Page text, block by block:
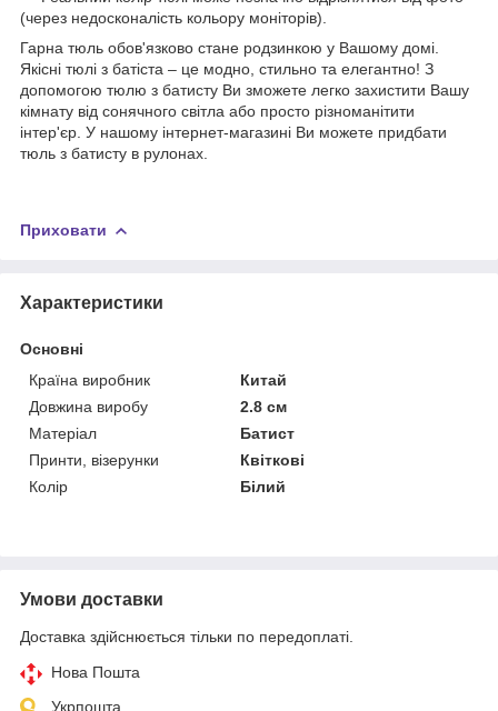
(через недосконалість кольору моніторів).
Гарна тюль обов'язково стане родзинкою у Вашому домі.
Якісні тюлі з батіста – це модно, стильно та елегантно! З
допомогою тюлю з батисту Ви зможете легко захистити Вашу
кімнату від сонячного світла або просто різноманітити
інтер'єр. У нашому інтернет-магазині Ви можете придбати
тюль з батисту в рулонах.
Приховати
Характеристики
Основні
Країна виробник
Китай
Довжина виробу
2.8 см
Матеріал
Батист
Принти, візерунки
Квіткові
Колір
Білий
Умови доставки
Доставка здійснюється тільки по передоплаті.
Нова Пошта
Укрпошта